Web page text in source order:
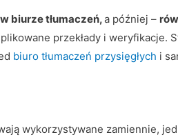
biurze tłumaczeń,a później –
przekłady i weryfikacje.
biuro tłumaczeń przysięgłych i
wykorzystywane zamiennie,